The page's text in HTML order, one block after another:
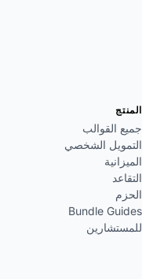
المنتج
جميع القوالب
التمويل الشخصي
الميزانية
التقاعد
الحزم
Bundle Guides
للمستشارين